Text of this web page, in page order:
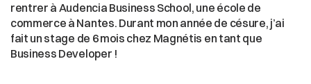
rentrer à Audencia Business School, une école de
commerce à Nantes. Durant mon année de césure, j’ai
fait un stage de 6 mois chez Magnétis en tant que
Business Developer !